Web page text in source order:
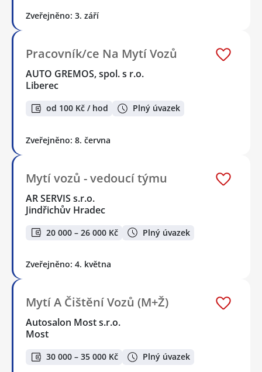
Zveřejněno: 3. září
Pracovník/ce Na Mytí Vozů
AUTO GREMOS, spol. s r.o.
Liberec
od 100 Kč / hod Plný úvazek
Zveřejněno: 8. června
Mytí vozů - vedoucí týmu
AR SERVIS s.r.o.
Jindřichův Hradec
20 000 – 26 000 Kč Plný úvazek
Zveřejněno: 4. května
Mytí A Čištění Vozů (M+Ž)
Autosalon Most s.r.o.
Most
30 000 – 35 000 Kč Plný úvazek